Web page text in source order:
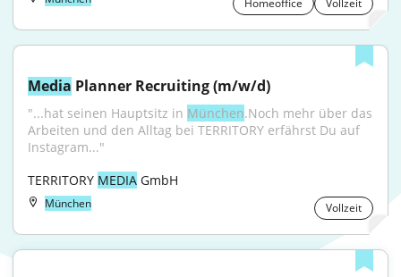
Homeoffice Vollzeit
Media Planner Recruiting (m/w/d)
"...hat seinen Hauptsitz in München.Noch mehr über das
Arbeiten und den Alltag bei TERRITORY erfährst Du auf
Instagram..."
TERRITORY MEDIA GmbH
München Vollzeit